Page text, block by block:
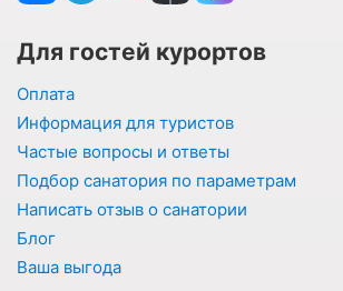
Для гостей курортов
Оплата
Информация для туристов
Частые вопросы и ответы
Подбор санатория по параметрам
Написать отзыв о санатории
Блог
Ваша выгода